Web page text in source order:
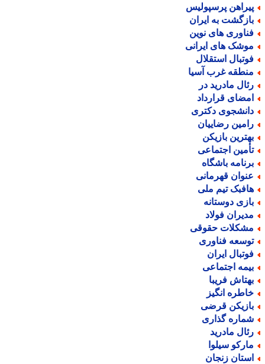
پرسپولیس
به ایران
های نوین
های ایرانی
استقلال
غرب آسیا
مادرید در
قرارداد
دکتری
رضاییان
بازیکن
اجتماعی
باشگاه
قهرمانی
تیم ملی
دوستانه
فولاد
حقوقی
فناوری
ایران
اجتماعی
فریبا
انگیز
قرضی
گذاری
مادرید
سیلوا
زنجان